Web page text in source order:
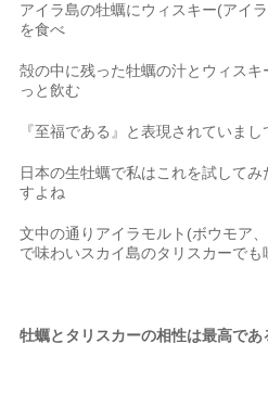
アイラ島の牡蠣にウィスキー(アイ
を食べ
殻の中に残った牡蠣の汁とウィス
っと飲む
『至福である』と表現されていまし
日本の生牡蠣で私はこれを試して
すよね
文中の通りアイラモルト(ボウモア
で味わいスカイ島のタリスカーでも
牡蠣とタリスカーの相性は最高であ